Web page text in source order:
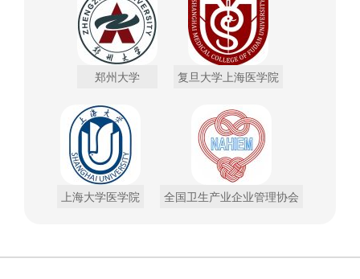
郑州大学 复旦大学上海医学院
上海大学医学院 全国卫生产业企业管理协会